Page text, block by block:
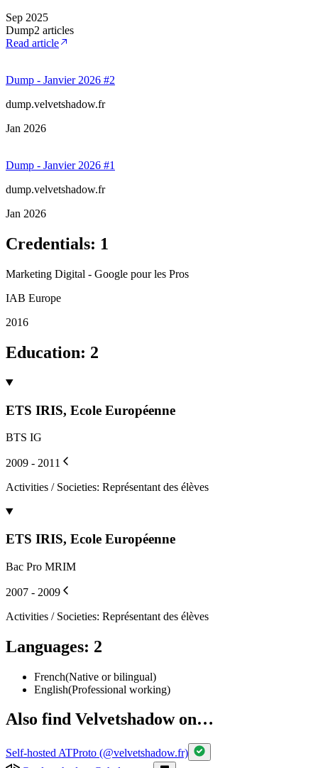
Un nouvel espace d'expression
Dump 2article s